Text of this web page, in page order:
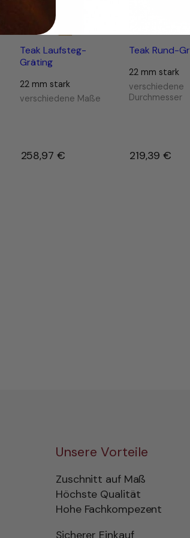
Teak Laufsteg-
Gräting
22 mm stark
verschiedene Maße
258,97 €
Teak Rund-
22 mm stark
verschiedene
Durchmesser
219,39 €
Unsere Vorteile
Zuschnitt auf Maß
Höchste Qualität
Hohe Fachkompezent